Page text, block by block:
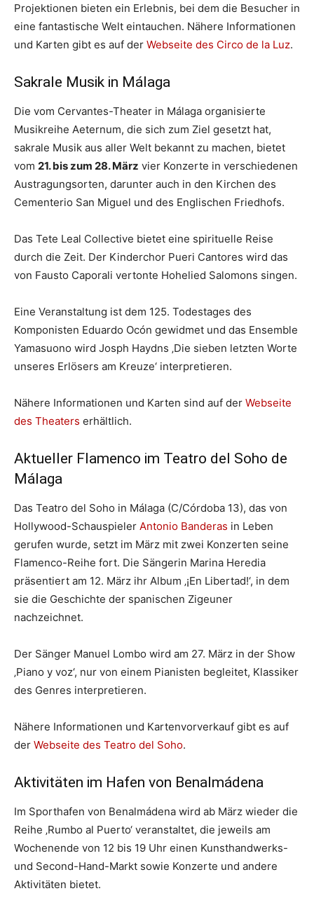
Projektionen bieten ein Erlebnis, bei dem die Besucher in
eine fantastische Welt eintauchen. Nähere Informationen
und Karten gibt es auf der Webseite des Circo de la Luz.
Sakrale Musik in Málaga
Die vom Cervantes-Theater in Málaga organisierte
Musikreihe Aeternum, die sich zum Ziel gesetzt hat,
sakrale Musik aus aller Welt bekannt zu machen, bietet
vom 21. bis zum 28. März vier Konzerte in verschiedenen
Austragungsorten, darunter auch in den Kirchen des
Cementerio San Miguel und des Englischen Friedhofs.
Das Tete Leal Collective bietet eine spirituelle Reise
durch die Zeit. Der Kinderchor Pueri Cantores wird das
von Fausto Caporali vertonte Hohelied Salomons singen.
Eine Veranstaltung ist dem 125. Todestages des
Komponisten Eduardo Ocón gewidmet und das Ensemble
Yamasuono wird Josph Haydns ‚Die sieben letzten Worte
unseres Erlösers am Kreuze‘ interpretieren.
Nähere Informationen und Karten sind auf der Webseite
des Theaters erhältlich.
Aktueller Flamenco im Teatro del Soho de
Málaga
Das Teatro del Soho in Málaga (C/Córdoba 13), das von
Hollywood-Schauspieler Antonio Banderas in Leben
gerufen wurde, setzt im März mit zwei Konzerten seine
Flamenco-Reihe fort. Die Sängerin Marina Heredia
präsentiert am 12. März ihr Album ‚¡En Libertad!‘, in dem
sie die Geschichte der spanischen Zigeuner
nachzeichnet.
Der Sänger Manuel Lombo wird am 27. März in der Show
‚Piano y voz‘, nur von einem Pianisten begleitet, Klassiker
des Genres interpretieren.
Nähere Informationen und Kartenvorverkauf gibt es auf
der Webseite des Teatro del Soho.
Aktivitäten im Hafen von Benalmádena
Im Sporthafen von Benalmádena wird ab März wieder die
Reihe ‚Rumbo al Puerto‘ veranstaltet, die jeweils am
Wochenende von 12 bis 19 Uhr einen Kunsthandwerks-
und Second-Hand-Markt sowie Konzerte und andere
Aktivitäten bietet.